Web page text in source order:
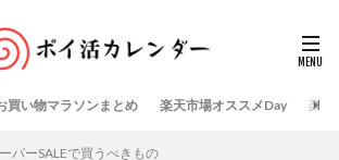
買い物マラソンまとめ 楽天市場オススメDay 楽天
パーSALEで買うべきもの